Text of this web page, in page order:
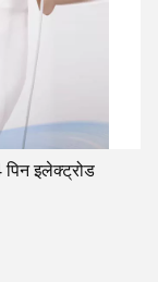
इलेक्ट्रोड